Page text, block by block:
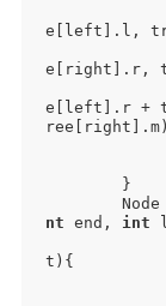
e[left].l,
e[right].r,
e[left].r +
Node
nt end, int
t){